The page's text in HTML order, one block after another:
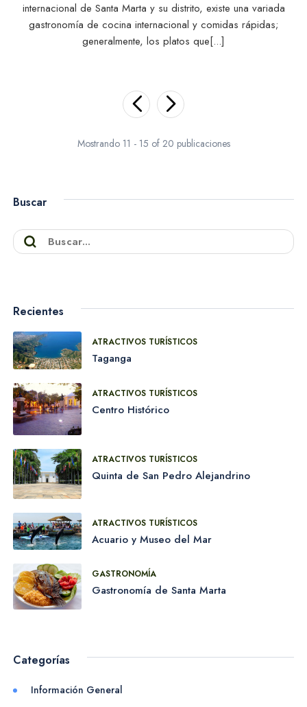
Alquiler de Yates
en Santa Marta
Actividades y tours
Apartamentos en
Santa Marta
Hoteles en Santa
Marta
Alquiler de Carros
internacional de Santa Marta y su distrito, existe una variada
gastronomía de cocina internacional y comidas rápidas;
generalmente, los platos que[...]
Mostrando 11 - 15 of 20 publicaciones
Buscar
Recientes
ATRACTIVOS TURÍSTICOS
Taganga
ATRACTIVOS TURÍSTICOS
Centro Histórico
ATRACTIVOS TURÍSTICOS
Quinta de San Pedro Alejandrino
ATRACTIVOS TURÍSTICOS
Acuario y Museo del Mar
GASTRONOMÍA
Gastronomía de Santa Marta
Categorías
Información General